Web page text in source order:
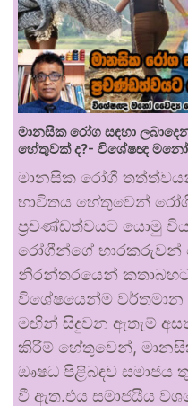
මානසික රෝග සඳහා
හේතුවක් ද?- විශේෂඥ
මානසික රෝගී
භාවිතය හේතුවෙන්
ප්‍රචණ්ඩත්වයට යොමු
රෝගීන්ගේ භාරකරුවන්
නිරන්තරයෙන්
විශේෂයෙන්ම වර්තමාන
මඟින් සිදුවන ඇතැම්
කිරීම් හේතුවෙන්,
ඖෂධ පිළිබඳව සමාජය
වී ඇත.එය සමාජයීය